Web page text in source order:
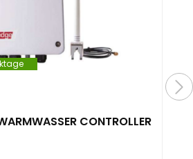
CONTROLLER